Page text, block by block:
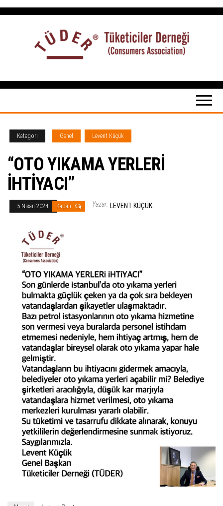
İçeriğe
Tüketiciler
tuketicilerdernegi.org.tr
Kategori Genel Levent Küçük
“OTO YIKAMA YERLERİ
İHTİYACI”
5 Nisan 2024 Kapalı Yazar: LEVENT KÜÇÜK